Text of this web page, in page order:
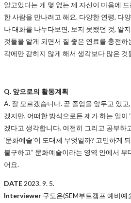
알고있다는 게 몇 없는 제 자신이 마음에
한 사람을 만나려고 해요. 다양한 연령, 다
나 대화를 나누다보면, 보지 못했던 것, 알
것들을 알게 되면서 질 좋은 연료를 충전하
각에만 갇히지 않게 해서 생각보다 많은 것
Q. 앞으로의 활동계획
A. 잘 모르겠습니다. 곧 졸업을 앞두고 있
겠지만, 어떠한 방식으로든 제가 하는 일이
겠다고 생각합니다. 여전히 그리고 공부하
‘문화예술’이 도대체 무엇일까? 고민하게
불구하고” 문화예술이라는 영역 안에서
어요.
DATE 2023. 9. 5.
Interviewer 구도은(SEM부트캠프 예비예